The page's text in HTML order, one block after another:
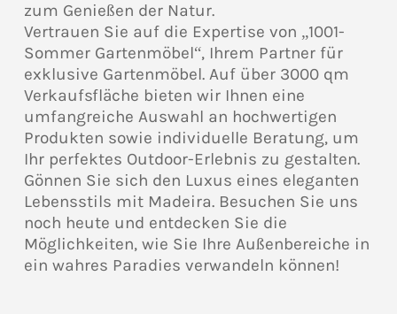
zum Genießen der Natur.
Vertrauen Sie auf die Expertise von „1001-
Sommer Gartenmöbel“, Ihrem Partner für
exklusive Gartenmöbel. Auf über 3000 qm
Verkaufsfläche bieten wir Ihnen eine
umfangreiche Auswahl an hochwertigen
Produkten sowie individuelle Beratung, um
Ihr perfektes Outdoor-Erlebnis zu gestalten.
Gönnen Sie sich den Luxus eines eleganten
Lebensstils mit Madeira. Besuchen Sie uns
noch heute und entdecken Sie die
Möglichkeiten, wie Sie Ihre Außenbereiche in
ein wahres Paradies verwandeln können!